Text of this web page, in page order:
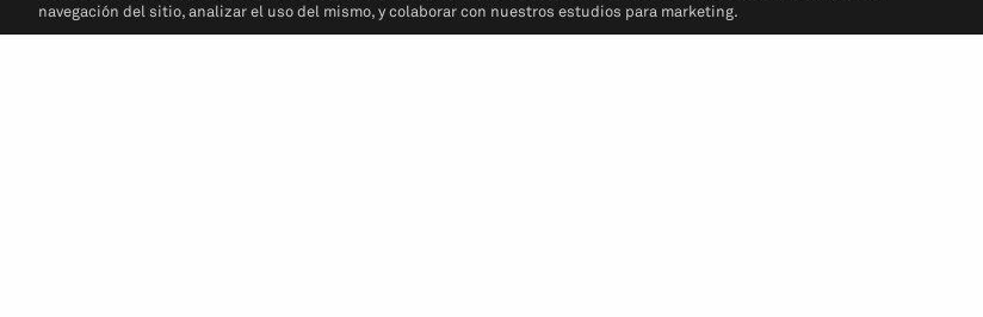
navegación del sitio, analizar el uso del mismo, y colaborar con nuestros estudios para marketing.